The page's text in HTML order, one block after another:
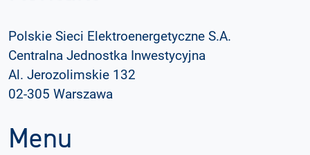
Polskie Sieci Elektroenergetyczne S.A.
Centralna Jednostka Inwestycyjna
Al. Jerozolimskie 132
02-305 Warszawa
Menu